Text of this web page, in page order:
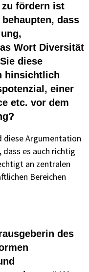
zu fördern ist
dass
Wort Diversität
diese
hinsichtlich
einer
etc. vor dem
diese Argumentation
es auch richtig
an zentralen
Bereichen
des